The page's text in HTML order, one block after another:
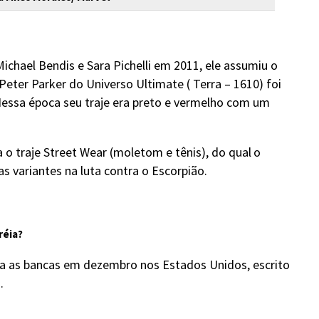
Bendis e Sara Pichelli em 2011, ele assumiu o
Parker do Universo Ultimate ( Terra – 1610) foi
época seu traje era preto e vermelho com um
o traje Street Wear (moletom e tênis), do qualo
variantes na luta contra o Escorpião.
as bancas em dezembro nos Estados Unidos, escrito